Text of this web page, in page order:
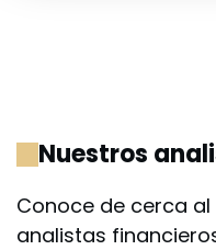
Nuestros
Conoce de cerca
analistas